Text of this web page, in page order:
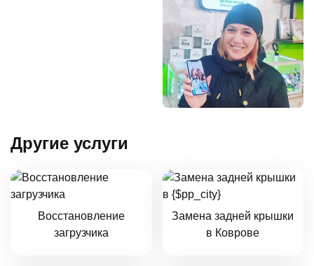
Другие услуги
Восстановление
загрузчика
Замена задней крышки
в Коврове